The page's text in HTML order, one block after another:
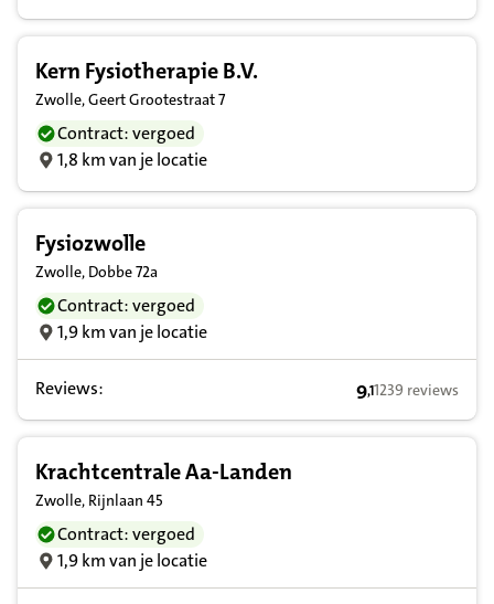
Kern Fysiotherapie B.V.
Zwolle, Geert Grootestraat 7
Contract: vergoed
1,8 km van je locatie
Fysiozwolle
Zwolle, Dobbe 72a
Contract: vergoed
1,9 km van je locatie
Reviews: 9,1 op basis van
9,11239 reviews
Krachtcentrale Aa-Landen
Zwolle, Rijnlaan 45
Contract: vergoed
1,9 km van je locatie